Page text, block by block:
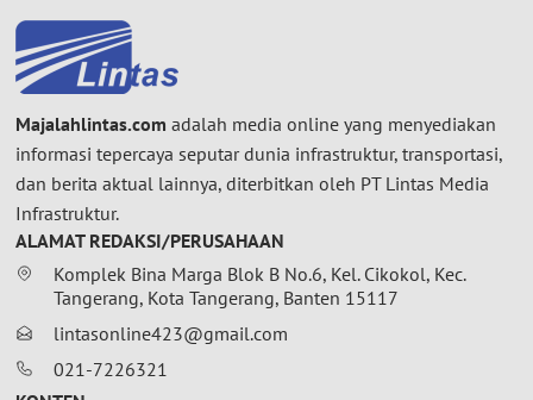
Majalahlintas.com adalah media online yang menyediakan
informasi tepercaya seputar dunia infrastruktur, transportasi,
dan berita aktual lainnya, diterbitkan oleh PT Lintas Media
Infrastruktur.
ALAMAT REDAKSI/PERUSAHAAN
Komplek Bina Marga Blok B No.6, Kel. Cikokol, Kec.
Tangerang, Kota Tangerang, Banten 15117
lintasonline423@gmail.com
021-7226321